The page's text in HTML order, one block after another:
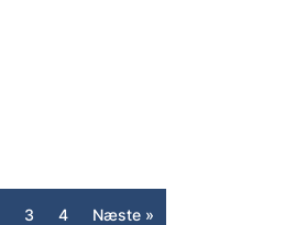
3 4 Næste »